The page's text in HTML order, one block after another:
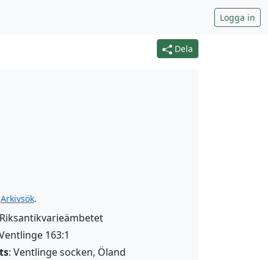
Logga in
Dela
Arkivsök.
163:1
: Ventlinge socken, Öland